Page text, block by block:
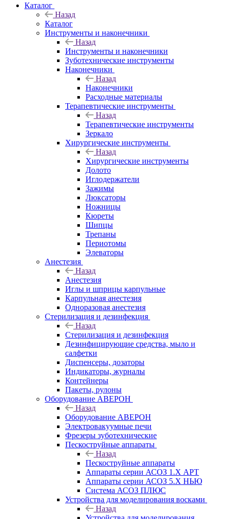
Каталог
Назад
Каталог
Инструменты и наконечники
Назад
Инструменты и наконечники
Зуботехнические инструменты
Наконечники
Назад
Наконечники
Расходные материалы
Терапевтические инструменты
Назад
Терапевтические инструменты
Зеркало
Хирургические инструменты
Назад
Хирургические инструменты
Долото
Иглодержатели
Зажимы
Люксаторы
Ножницы
Кюреты
Шипцы
Трепаны
Периотомы
Элеваторы
Анестезия
Назад
Анестезия
Иглы и шприцы карпульные
Карпульная анестезия
Одноразовая анестезия
Стерилизация и дезинфекция
Назад
Стерилизация и дезинфекция
Дезинфицирующие средства, мыло и
салфетки
Диспенсеры, дозаторы
Индикаторы, журналы
Контейнеры
Пакеты, рулоны
Оборудование АВЕРОН
Назад
Оборудование АВЕРОН
Электровакуумные печи
Фрезеры зуботехнические
Пескоструйные аппараты
Назад
Пескоструйные аппараты
Аппараты серии АСОЗ 1.Х АРТ
Аппараты серии АСОЗ 5.Х НЬЮ
Система АСОЗ ПЛЮС
Устройства для моделирования восками
Назад